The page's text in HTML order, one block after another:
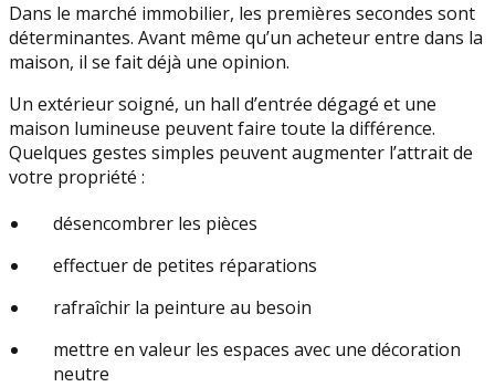
Dans le marché immobilier, les premières secondes sont
déterminantes. Avant même qu’un acheteur entre dans la
maison, il se fait déjà une opinion.
Un extérieur soigné, un hall d’entrée dégagé et une
maison lumineuse peuvent faire toute la différence.
Quelques gestes simples peuvent augmenter l’attrait de
votre propriété :
désencombrer les pièces
effectuer de petites réparations
rafraîchir la peinture au besoin
mettre en valeur les espaces avec une décoration
neutre